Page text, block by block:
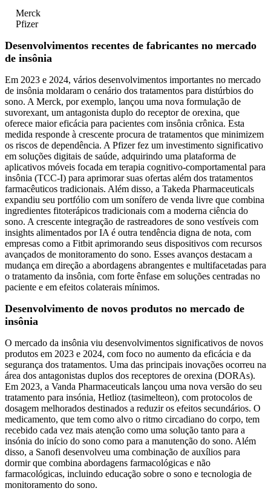
Merck
Pfizer
Desenvolvimentos recentes de fabricantes no mercado
de insônia
Em 2023 e 2024, vários desenvolvimentos importantes no mercado
de insônia moldaram o cenário dos tratamentos para distúrbios do
sono. A Merck, por exemplo, lançou uma nova formulação de
suvorexant, um antagonista duplo do receptor de orexina, que
oferece maior eficácia para pacientes com insônia crônica. Esta
medida responde à crescente procura de tratamentos que minimizem
os riscos de dependência. A Pfizer fez um investimento significativo
em soluções digitais de saúde, adquirindo uma plataforma de
aplicativos móveis focada em terapia cognitivo-comportamental para
insônia (TCC-I) para aprimorar suas ofertas além dos tratamentos
farmacêuticos tradicionais. Além disso, a Takeda Pharmaceuticals
expandiu seu portfólio com um sonífero de venda livre que combina
ingredientes fitoterápicos tradicionais com a moderna ciência do
sono. A crescente integração de rastreadores de sono vestíveis com
insights alimentados por IA é outra tendência digna de nota, com
empresas como a Fitbit aprimorando seus dispositivos com recursos
avançados de monitoramento do sono. Esses avanços destacam a
mudança em direção a abordagens abrangentes e multifacetadas para
o tratamento da insônia, com forte ênfase em soluções centradas no
paciente e em efeitos colaterais mínimos.
Desenvolvimento de novos produtos no mercado de
insônia
O mercado da insônia viu desenvolvimentos significativos de novos
produtos em 2023 e 2024, com foco no aumento da eficácia e da
segurança dos tratamentos. Uma das principais inovações ocorreu na
área dos antagonistas duplos dos receptores de orexina (DORAs).
Em 2023, a Vanda Pharmaceuticals lançou uma nova versão do seu
tratamento para insónia, Hetlioz (tasimelteon), com protocolos de
dosagem melhorados destinados a reduzir os efeitos secundários. O
medicamento, que tem como alvo o ritmo circadiano do corpo, tem
recebido cada vez mais atenção como uma solução tanto para a
insónia do início do sono como para a manutenção do sono. Além
disso, a Sanofi desenvolveu uma combinação de auxílios para
dormir que combina abordagens farmacológicas e não
farmacológicas, incluindo educação sobre o sono e tecnologia de
monitoramento do sono.